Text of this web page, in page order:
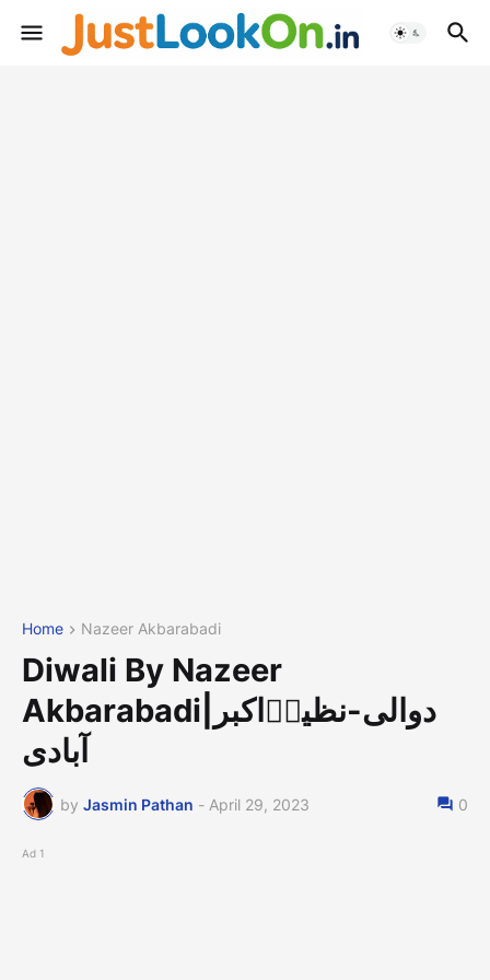
Home Nazeer Akbarabadi
Diwali By Nazeer
Akbarabadi|دوالی-نظیرؔاکبر
آبادی
by Jasmin Pathan - April 29, 2023 0
Ad 1